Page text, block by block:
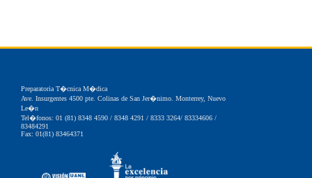
Preparatoria T�cnica M�dica
Ave. Insurgentes 4500 pte. Colinas de San Jer�nimo. Monterrey, Nuevo
Le�n
Tel�fonos: 01 (81) 8348 4590 / 8348 4291 / 8333 3264/ 83334606 /
83484291
Fax: 01(81) 83464371